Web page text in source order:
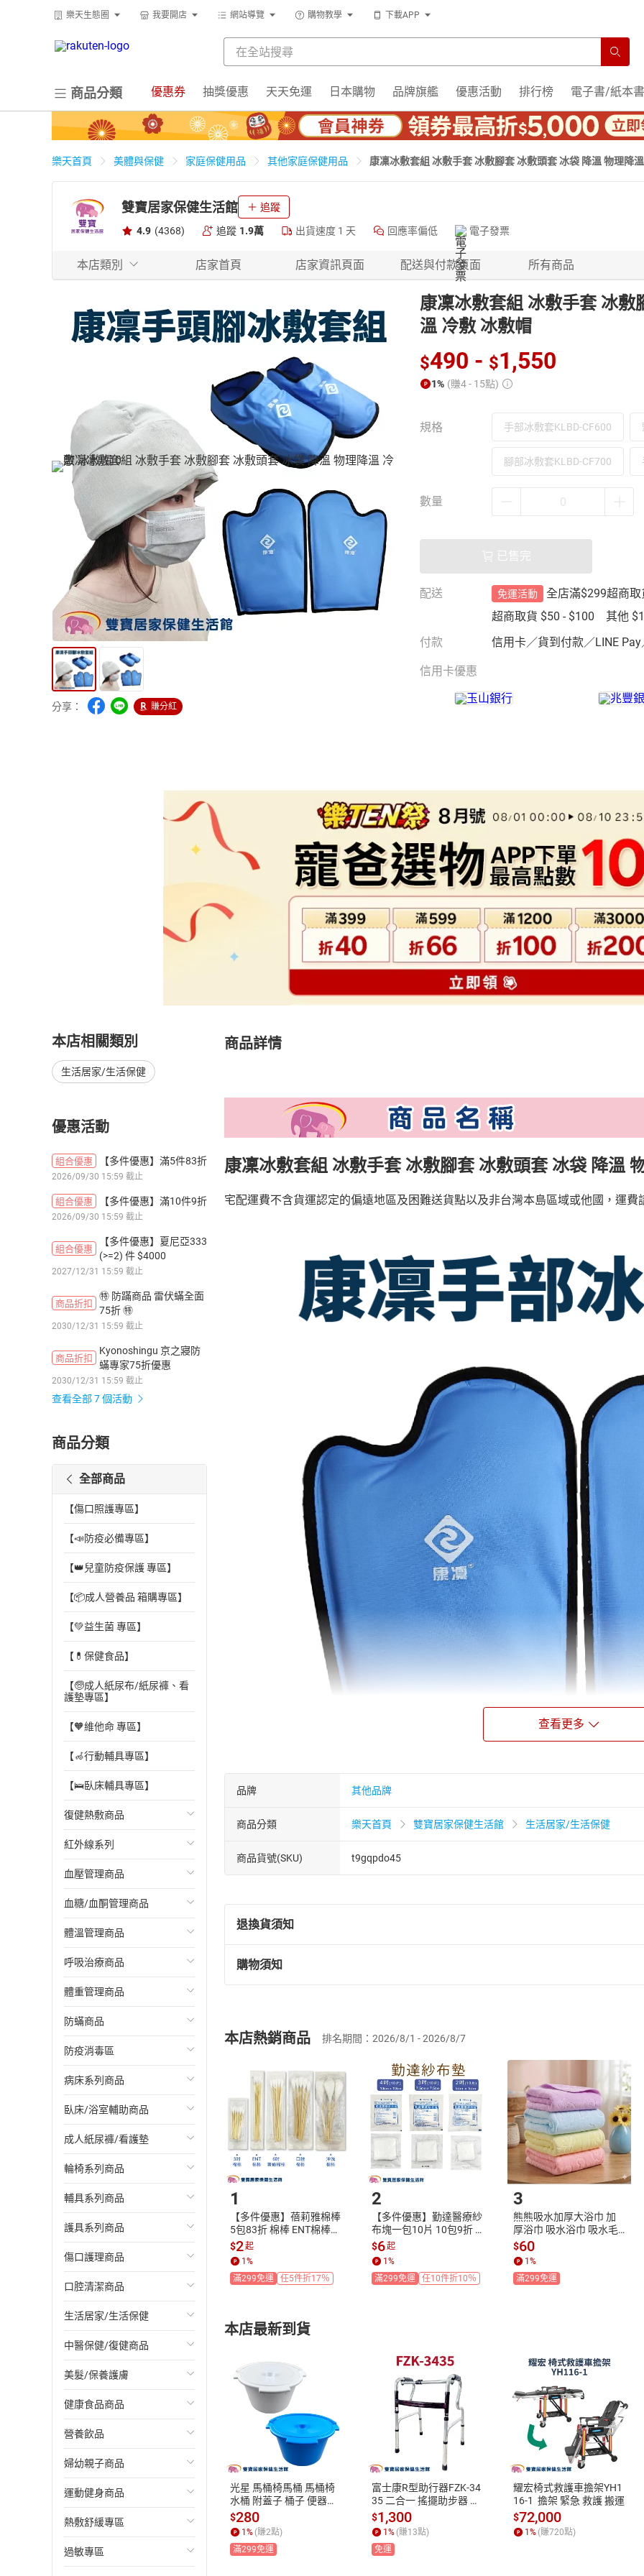
樂天生態圈 我要開店 網站導覽 購物教學 下載APP
商品分類 優惠券 抽獎優惠 天天免運 日本購物 品牌旗艦 優惠活動 排行榜 電子書/紙本書
樂天首頁 美體與保健 家庭保健用品 其他家庭保健用品 康凜冰敷套組 冰敷手套 冰敷腳套 冰敷頭套 冰袋 降溫 物理降
雙寶居家保健生活館 追蹤
4.9 (4368) 追蹤 1.9萬 出貨速度 1 天 回應率偏低 電子發票
本店類別 店家首頁 店家資訊頁面 配送與付款頁面 所有商品
分享： 賺分紅
康凜冰敷套組 冰敷手套 冰
溫 冷敷 冰敷帽
$490 - $1,550
1% (賺4 - 15點)
規格 手部冰敷套KLBD-CF600
腳部冰敷套KLBD-CF700
數量
已售完
配送 免運活動
全店滿$299超商取
超商取貨 $50 - $100 其他
付款
信用卡／貨到付款／LINE Pay
信用卡優惠
本店相關類別
生活居家/生活保健
優惠活動
組合優惠 【多件優惠】滿5件83折
2026/09/30 15:59 截止
組合優惠 【多件優惠】滿10件9折
2026/09/30 15:59 截止
組合優惠
【多件優惠】夏尼亞333
(>=2) 件 $4000
2027/12/31 15:59 截止
商品折扣
㊕ 防蹣商品 雷伏蟎全面
75折 ㊕
2030/12/31 15:59 截止
商品折扣
Kyonoshingu 京之寢防
蟎專家75折優惠
2030/12/31 15:59 截止
查看全部 7 個活動
商品分類
全部商品
【傷口照護專區】
【📣防疫必備專區】
【👑兒童防疫保護 專區】
【📦成人營養品 箱購專區】
【💚益生菌 專區】
【💊保健食品】
【🧓成人紙尿布/紙尿褲、看
護墊專區】
【🧡維他命 專區】
【🦽行動輔具專區】
【🛌臥床輔具專區】
復健熱敷商品
Venture速配鼎熱敷墊
Sunlus三樂事熱敷墊
Beurer德國博依熱敷墊
SUMO舒摩濕熱電毯
i LOVE艾樂舒濕熱電毯
TherMedic舒美立得熱敷
BWS 寶旺生熱敷墊
Comefree 康芙麗熱敷墊
晶晏熱敷墊
E-G MED醫技熱敷墊
配件/專用布套
APEX 雃博濕熱電毯
非動力式治療床墊
Besmed貝斯美德熱敷墊
其他品牌熱敷墊
紅外線系列
紅外線燈
遠紅外線治療儀
遠紅外線熱敷
遠紅外線護具
Muva 遠紅外線系列
血壓管理商品
TERUMO手臂型血壓計
OMRON手臂型血壓計
其他廠牌手臂型血壓計
隧道型血壓計
手腕型血壓計
配件/變壓器
血糖/血酮管理商品
血糖機
血糖試紙
採血針/筆/酒精棉片
血酮試紙
血酮機
尿酸/膽固醇/其他試紙
體溫管理商品
耳溫槍
額溫槍
體溫計
配件/耗材
額溫卡/配件
呼吸治療商品
洗、吸鼻器
噴霧器/吸入器
氧氣製造機
血氧濃度機
抽痰機
耗材/配件
氧氣瓶
吸藥輔助器
陽壓呼吸器
呼吸訓練器
體重管理商品
特殊秤
體重計
日本TANITA體脂計
德國Beurer體脂計
OMRON歐姆龍體脂計
防蟎商品
Nevermite雷伏蟎 一般防蟎
系列
伊莉貝特防蟎寢具
久道 空氣清淨機
日本IONION 空氣清淨機
除蟎機
ANDWELL
京之寢 日本防蟎配方系列
防疫消毒區
口罩系列商品
次綠康 廣效抗菌清潔液
次綠康 次氯酸乾洗手液
次綠康 消毒機
次綠康 霧化器
寵物用抗菌清潔液
噴瓶/配件
隔離衣/醫療用衣物
酒精濕紙巾
防護面罩
紫外線消毒棒
快篩試劑
病床系列商品
耀宏病床
康元病床
立新病床
一馬達電動病床
二馬達電動病床
三馬達電動病床
四馬達電動病床
兩手搖式病床
三手搖式病床
電動床墊
臥床/浴室輔助商品
床邊扶手護欄
紙尿褲/尿片/看護墊
氣墊床
氣墊座
移位帶/移位板
減壓墊
臥床照顧用品
餐桌板/床上桌
床墊/陪伴椅
床包/防水中單
浴室輔助用品
尿袋/尿壺/便盆
居家移位機
餵食圍兜/餐墊
洗頭槽/洗頭帽
成人紙尿褲/看護墊
包大人
大象
安親
大王Attento
包妥當
勤達
金安心
康乃馨
褲型紙尿褲
黏貼式紙尿褲
輪椅系列商品
均佳輪椅
康揚輪椅
頤辰輪椅
FZK富士康輪椅
輕量外出輪椅
躺式輪椅
必翔 銀髮系列
輪椅周邊配件
其他外出輪椅
恆伸 輪椅
輪椅斜坡板
輔具系列商品
拐杖
助行器
台灣嬰堡休閒購物車
購物車/助行車
洗澡馬桶椅
輔具配件/坐墊
拐杖椅
斜坡板
護具系列商品
OPPO歐柏護具
駝背矯正帶
GoldenMed 愛民護具
TherMedic舒美立得護具
Venture速配鼎護具
MUVA護具
護腰系列商品
護腕系列商品
護肘系列商品
護腿系列商品
護膝系列商品
護踝系列商品
傷口護理商品
疤痕矽膠片
其他傷口照護
透氣膠帶/紙膠/專用膠帶
棉棒/壓舌板
膠帶切台/配件
剪刀
繃帶/彈性繃帶
保健箱/急救箱
遮光眼罩
口腔清潔商品
沖牙機
口腔清潔用品
牙膏
齒妝水
兒童牙刷
漱口水
海綿牙刷
滾輪牙刷
假牙清潔保養商品
生活居家/生活保健
日本 Richell 利其爾
居家照護用品
3M
生活用品
指甲剪
Footer除臭襪系列
SHOEPER 速配潔鞋神器
機車族配件
LED行動電源
瑜珈墊/瑜珈球/瑜珈用品
空氣清淨機
除蟎機
日本P&G 3D洗衣膠球
中醫保健/復健商品
中醫保健
復健商品
美髮/保養護膚
臉部清潔/保養
健康食品商品
enge鷹記維他
特殊保健食品
有機/健康橄欖油
速可明
關腱寧
營養飲品
明倍適
益富營養飲品
力增飲
三多營養飲品
婦幼親子商品
大型/外出用品
嬰兒推車
汽車安全座椅
幼兒居家用品
嬰兒床/遊戲床
嬰幼兒哺育用品
運動健身商品
拉筋板
智慧手環
熱敷舒緩專區
眼罩
過敏專區
商品詳情
康凜冰敷套組 冰敷手套 冰敷腳套 冰敷頭套 冰袋 降溫
宅配運費不含貨運認定的偏遠地區及困難送貨點以及非台灣本島區域或他國，運費
查看更多
品牌 其他品牌
商品分類 樂天首頁 雙寶居家保健生活館 生活居家/生活保健
商品貨號(SKU) t9gqpdo45
退換貨須知
依據消保法規定，本店提供所有消費者收受商品後七天猶豫期之權利，自您收
請您退回商品並以書面或E-mail通知本店鋪，本店鋪將立即為您處理退貨事宜，
1.訂單號碼；
3.退、換貨原因(非必填)
《三》當您欲退貨時，依民法規定，您與本店鋪應互負交易解除回復原狀之責，
1.請您維持商品之全新狀態，並請確保主要商品、使用手冊、註冊回函、週
的包裝一併退回，以便本店鋪為您處理退款事宜。
2.若商品發生因不當使用、拆卸等人為因素所致之故障、損毀、磨損、擦傷
整退回本店鋪時，本店鋪將向您酌收回復原狀之費用，或依商品之保存狀況按
購物須知
本店熱銷商品 排名期間：2026/8/1 - 2026/8/7
1
【多件優惠】蓓莉雅棉棒
5包83折 棉棒 ENT棉棒
普通棉棒 口腔棉棒 3吋
棉棒 沖洗棉棒 傷口棉花
棒 普通棉花棒
$2起
1 %
滿299免運
任5件折17％
2
【多件優惠】勤達醫療紗
布塊一包10片 10包9折 8
P 紗布墊 純紗布墊 純棉
紗布 醫用紗布 滅菌紗布
塊 醫療紗布墊
$6起
1 %
滿299免運
任10件折10％
3
熊熊吸水加厚大浴巾 加
厚浴巾 吸水浴巾 吸水毛
巾 大毛巾 毛巾
$60
1 %
滿299免運
本店最新到貨
光星 馬桶椅馬桶 馬桶椅
水桶 附蓋子 桶子 便器椅
便桶 便盆椅便桶 塑膠便
盆 塑膠便桶 便盆椅便盆
便器椅桶子
$280
1 % (賺2點)
滿299免運
富士康R型助行器FZK-34
35 二合一 搖擺助步器 助
走器 FZK3435
$1,300
1 % (賺13點)
免運
耀宏椅式救護車擔架YH1
16-1  擔架 緊急 救護 搬運
$72,000
1 % (賺720點)